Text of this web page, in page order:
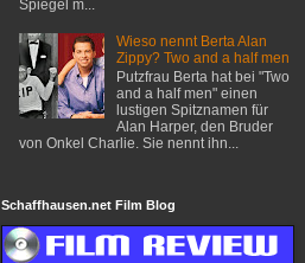
Spiegel m...
Wieso nennt Berta Alan
Zippy? Two and a half men
Putzfrau Berta hat bei "Two
and a half men" einen
lustigen Spitznamen für
Alan Harper, den Bruder
von Onkel Charlie. Sie nennt ihn...
Schaffhausen.net Film Blog